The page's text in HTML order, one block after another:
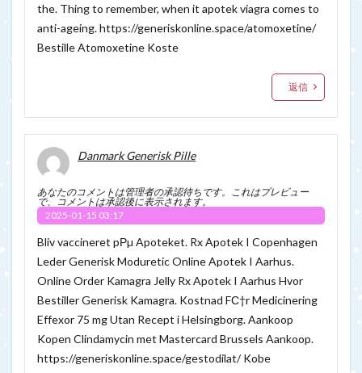
the. Thing to remember, when it apotek viagra comes to
anti-ageing.https://generiskonline.space/atomoxetine/
Bestille Atomoxetine Koste
返信
Danmark Generisk Pille
あなたのコメントは管理者の承認待ちです。これはプレビュー
で、コメントは承認後に表示されます。
2025-01-15 03:17
Bliv vaccineret pРµ Apoteket. Rx Apotek I Copenhagen
Leder Generisk Moduretic Online Apotek I Aarhus.
Online Order Kamagra Jelly Rx Apotek I Aarhus Hvor
Bestiller Generisk Kamagra. Kostnad FС†r Medicinering
Effexor 75 mg Utan Recept i Helsingborg. Aankoop
Kopen Clindamycin met Mastercard Brussels Aankoop.
https://generiskonline.space/gestodilat/Kobe